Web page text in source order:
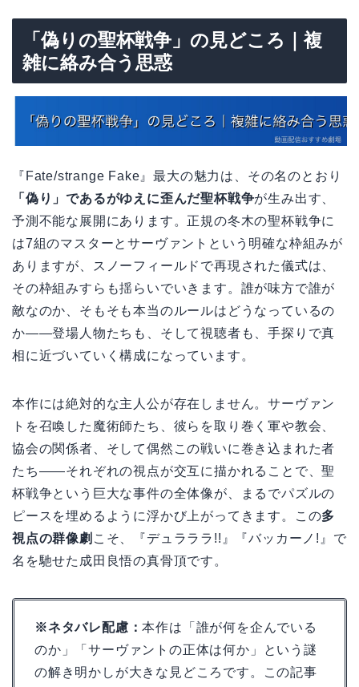
「偽りの聖杯戦争」の見どころ｜複
雑に絡み合う思惑
『Fate/strange Fake』最大の魅力は、その名のとおり
「偽り」であるがゆえに歪んだ聖杯戦争が生み出す、
予測不能な展開にあります。正規の冬木の聖杯戦争に
は7組のマスターとサーヴァントという明確な枠組みが
ありますが、スノーフィールドで再現された儀式は、
その枠組みすらも揺らいでいきます。誰が味方で誰が
敵なのか、そもそも本当のルールはどうなっているの
か――登場人物たちも、そして視聴者も、手探りで真
相に近づいていく構成になっています。
本作には絶対的な主人公が存在しません。サーヴァン
トを召喚した魔術師たち、彼らを取り巻く軍や教会、
協会の関係者、そして偶然この戦いに巻き込まれた者
たち――それぞれの視点が交互に描かれることで、聖
杯戦争という巨大な事件の全体像が、まるでパズルの
ピースを埋めるように浮かび上がってきます。この多
視点の群像劇 こそ、『デュラララ!!』『バッカーノ!』で
名を馳せた成田良悟の真骨頂です。
※ネタバレ配慮：本作は「誰が何を企んでいる
のか」「サーヴァントの正体は何か」という謎
の解き明かしが大きな見どころです。この記事